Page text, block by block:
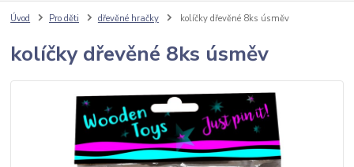
Úvod Pro děti dřevěné hračky kolíčky dřevěné 8ks úsměv
kolíčky dřevěné 8ks úsměv